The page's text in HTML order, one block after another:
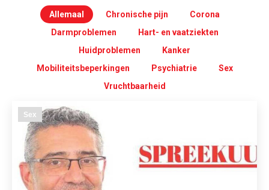
Allemaal Chronische pijn
Corona
Darmproblemen
Hart- en vaatziekten
Huidproblemen
Kanker
Mobiliteitsbeperkingen
Psychiatrie
Sex
Vruchtbaarheid
Sex